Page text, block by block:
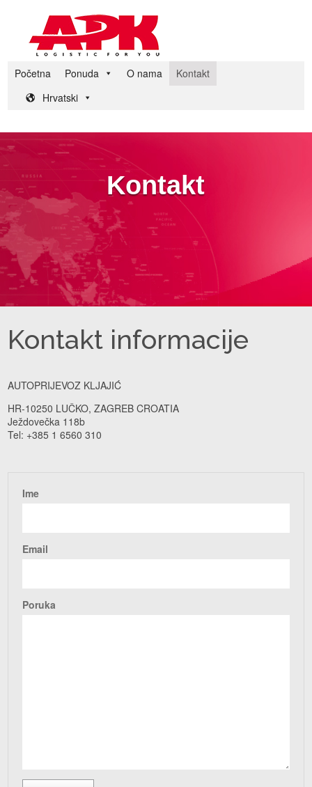
Početna Ponuda O nama
Kontakt
Hrvatski
Kontakt
Kontakt informacije
AUTOPRIJEVOZ KLJAJIĆ
HR-10250 LUČKO, ZAGREB CROATIA
Ježdovečka 118b
Tel: +385 1 6560 310
Ime
Email
Poruka